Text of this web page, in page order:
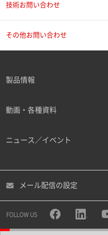
技術お問い合わせ
その他お問い合わせ
製品情報
動画・各種資料
ニュース／イベント
メール配信の設定
FOLLOW US